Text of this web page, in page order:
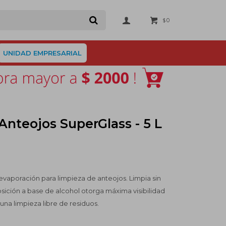
UNIDAD EMPRESARIAL
$0
SuperGlass - 5 L
para limpieza de anteojos. Limpia sin
a base de alcohol otorga máxima visibilidad
limpieza libre de residuos.